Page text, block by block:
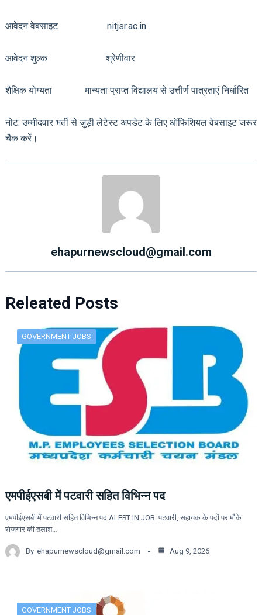
आवेदन वेबसाइट nitjsr.ac.in
आवेदन शुल्क श्रेणीवार
शैक्षिक योग्यता मान्यता प्राप्त विद्यालय से उत्तीर्ण पात्रताएं निर्धारित
नोट: उम्मीदवार भर्ती से जुड़ी लेटेस्ट अपडेट के लिए ऑफिशियल वेबसाइट जरूर
चैक करें।
ehapurnewscloud@gmail.com
Releated Posts
GOVERNMENT JOBS
एमपीईएसबी में पटवारी सहित विभिन्न पद
एमपीईएसबी में पटवारी सहित विभिन्न पद ALERT IN JOB: पटवारी, सहायक के पदों पर मौके
रोजगार की तलाश…
By ehapurnewscloud@gmail.com Aug 9, 2026
GOVERNMENT JOBS